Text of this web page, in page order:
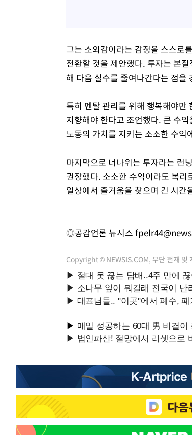
그는 소외감이라는 감정을 스스로
전환할 것을 제안했다. 투자는 본
해 다음 실수를 줄여나간다는 점을
특히 멘탈 관리를 위해 행복해야만
지향해야 한다고 조언했다. 큰 수
노동의 가치를 지키는 소소한 수익
마지막으로 너나위는 투자라는 런
권장했다. 소소한 수익이라도 복리
일상에서 즐거움을 찾으며 긴 시
◎공감언론 뉴시스
Copyright © NEWSIS.COM, 무단 전재 및